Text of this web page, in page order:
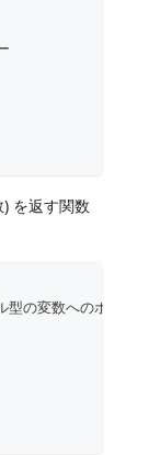
を返す関数
の変数へのポイン